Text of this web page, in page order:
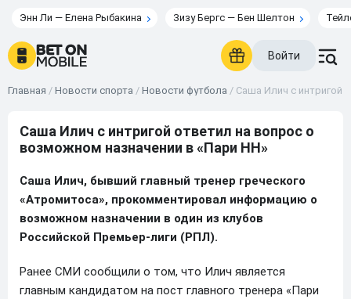
Энн Ли — Елена Рыбакина Зизу Бергс — Бен Шелтон
Войти
Главная / Новости спорта / Новости футбола / Саша Илич с интригой
Саша Илич с интригой ответил на вопрос о
возможном назначении в «Пари НН»
Саша Илич, бывший главный тренер греческого
«Атромитоса», прокомментировал информацию о
возможном назначении в один из клубов
Российской Премьер-лиги (РПЛ).
Ранее СМИ сообщили о том, что Илич является
главным кандидатом на пост главного тренера «Пари